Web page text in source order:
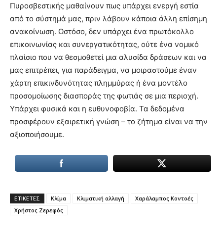
Πυροσβεστικής μαθαίνουν πως υπάρχει ενεργή εστία
από το σύστημά μας, πριν λάβουν κάποια άλλη επίσημη
ανακοίνωση. Ωστόσο, δεν υπάρχει ένα πρωτόκολλο
επικοινωνίας και συνεργατικότητας, ούτε ένα νομικό
πλαίσιο που να θεσμοθετεί μια αλυσίδα δράσεων και να
μας επιτρέπει, για παράδειγμα, να μοιραστούμε έναν
χάρτη επικινδυνότητας πλημμύρας ή ένα μοντέλο
προσομοίωσης διασποράς της φωτιάς σε μια περιοχή.
Υπάρχει φυσικά και η ευθυνοφοβία. Τα δεδομένα
προσφέρουν εξαιρετική γνώση – το ζήτημα είναι να την
αξιοποιήσουμε.
ΕΤΙΚΕΤΕΣ Κλίμα Κλιματική αλλαγή
Χαράλαμπος Κοντοές
Χρήστος Ζερεφός